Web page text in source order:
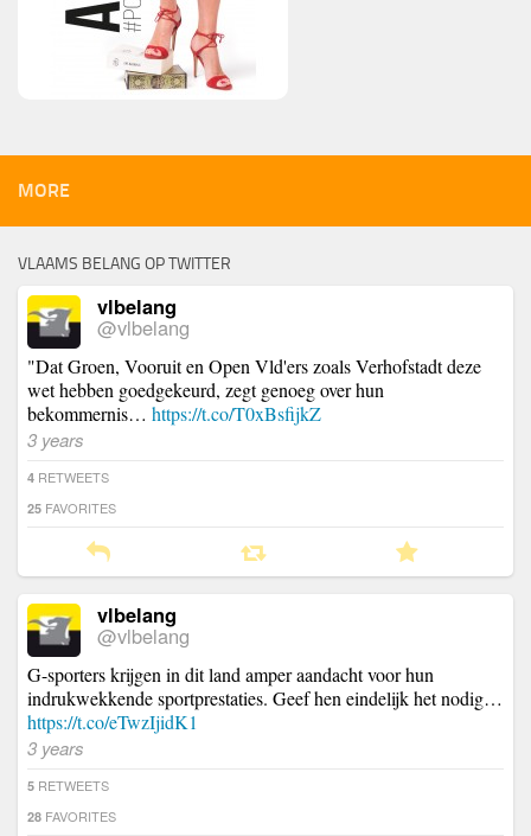
MORE
VLAAMS BELANG OP TWITTER
vlbelang
@vlbelang
"Dat Groen, Vooruit en Open Vld'ers zoals Verhofstadt deze
wet hebben goedgekeurd, zegt genoeg over hun
bekommernis… https://t.co/T0xBsfijkZ
3 years
4 RETWEETS
25 FAVORITES
vlbelang
@vlbelang
G-sporters krijgen in dit land amper aandacht voor hun
indrukwekkende sportprestaties. Geef hen eindelijk het nodig…
https://t.co/eTwzIjidK1
3 years
5 RETWEETS
28 FAVORITES